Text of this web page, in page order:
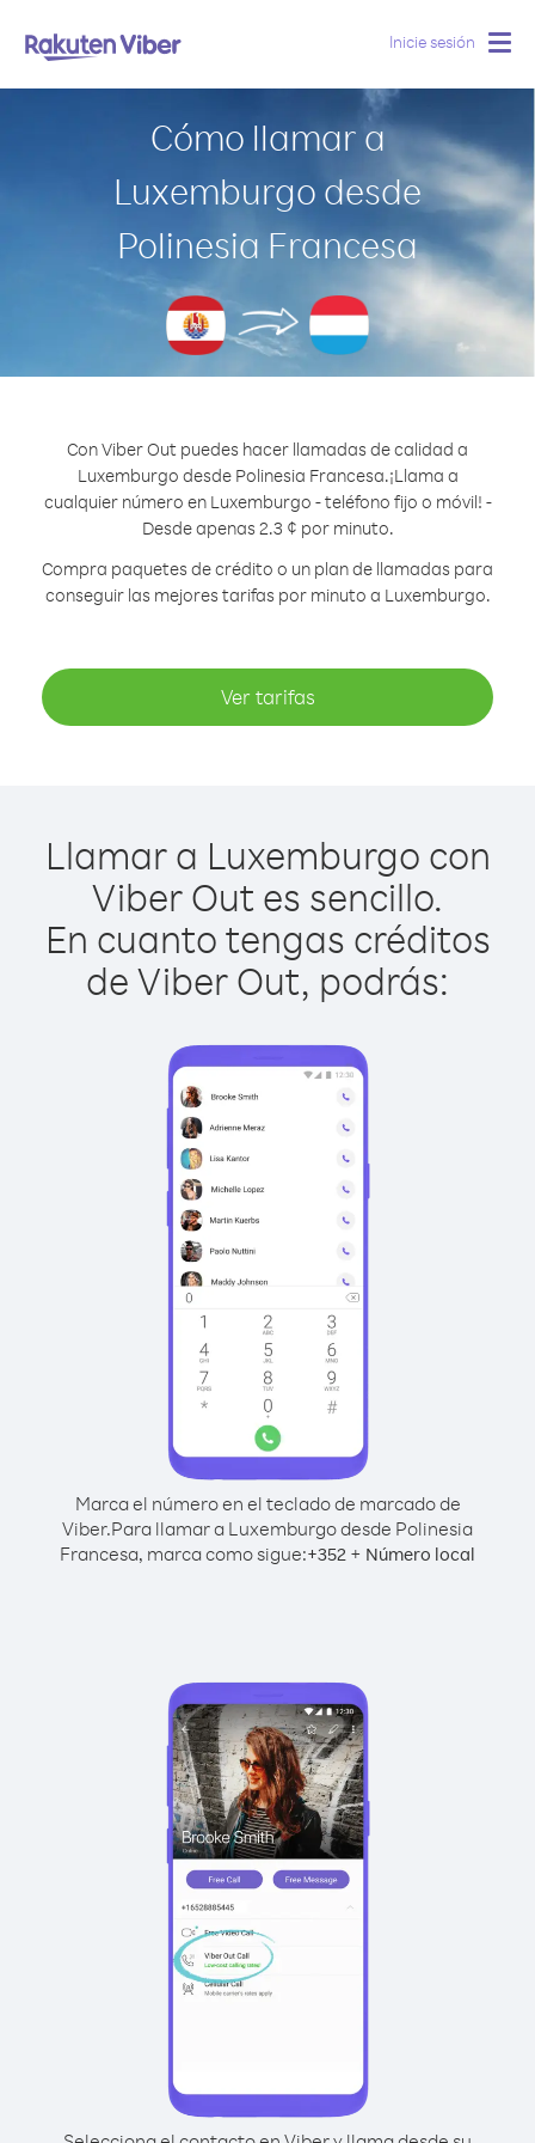
Inicie sesión
Cómo llamar a
Luxemburgo desde
Polinesia Francesa
Con Viber Out puedes hacer llamadas de calidad a
Luxemburgo desde Polinesia Francesa.¡Llama a
cualquier número en Luxemburgo - teléfono fijo o móvil! -
Desde apenas 2.3 ¢ por minuto.
Compra paquetes de crédito o un plan de llamadas para
conseguir las mejores tarifas por minuto a Luxemburgo.
Ver tarifas
Llamar a Luxemburgo con
Viber Out es sencillo.
En cuanto tengas créditos
de Viber Out, podrás:
Marca el número en el teclado de marcado de
Viber.Para llamar a Luxemburgo desde Polinesia
Francesa, marca como sigue:+352 + Número local